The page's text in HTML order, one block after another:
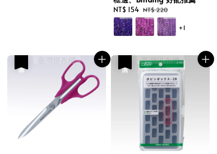
Sale
price
NT$ 154 Regular
price
NT$ 220
+1